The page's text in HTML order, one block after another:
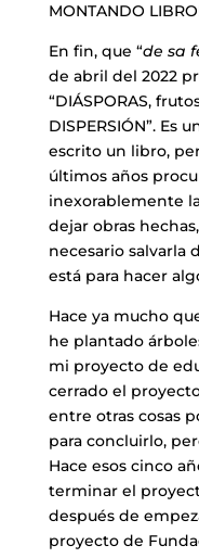
MONTANDO
En fin, que “de sa
de abril del 2022
“DIÁSPORAS,
DISPERSIÓN”. Es
escrito un libro,
últimos años
inexorablemente
dejar obras
necesario salvarla
está para hacer
Hace ya mucho
he plantado
mi proyecto de
cerrado el
entre otras cosas
para concluirlo,
Hace esos cinco
terminar el
después de
proyecto de